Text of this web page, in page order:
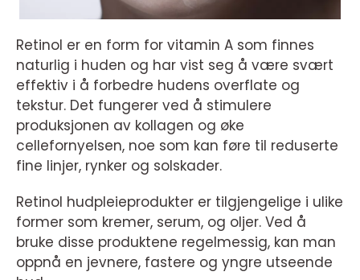
Retinol er en form for vitamin A som finnes
naturlig i huden og har vist seg å være svært
effektiv i å forbedre hudens overflate og
tekstur. Det fungerer ved å stimulere
produksjonen av kollagen og øke
cellefornyelsen, noe som kan føre til reduserte
fine linjer, rynker og solskader.
Retinol hudpleieprodukter er tilgjengelige i ulike
former som kremer, serum, og oljer. Ved å
bruke disse produktene regelmessig, kan man
oppnå en jevnere, fastere og yngre utseende